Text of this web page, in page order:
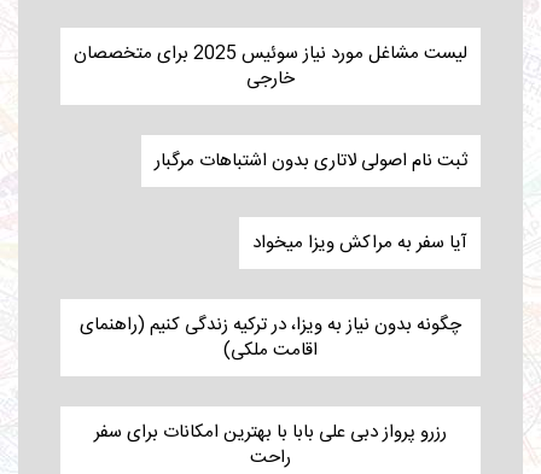
لیست مشاغل مورد نیاز سوئیس 2025 برای متخصصان
خارجی
ثبت نام اصولی لاتاری بدون اشتباهات مرگبار
آیا سفر به مراکش ویزا میخواد
چگونه بدون نیاز به ویزا، در ترکیه زندگی کنیم (راهنمای
اقامت ملکی)
رزرو پرواز دبی علی بابا با بهترین امکانات برای سفر
راحت